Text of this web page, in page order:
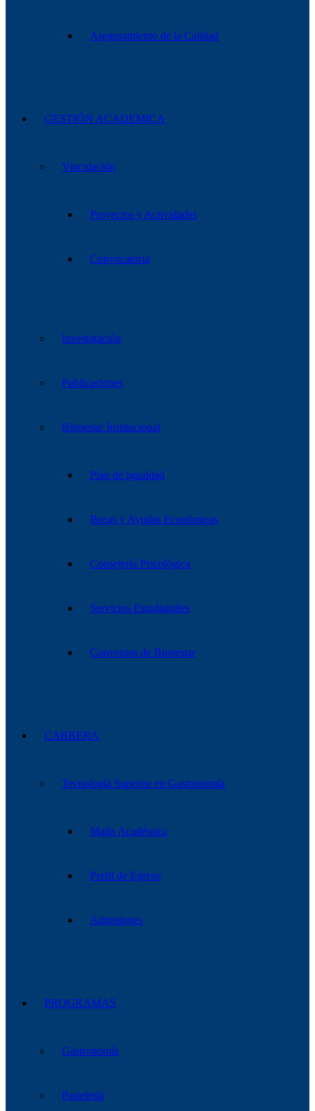
Aseguramiento de la Calidad
GESTIÓN ACADEMICA
Vinculación
Proyectos y Actividades
Convocatoria
Investigación
Publicaciones
Bienestar Institucional
Plan de Igualdad
Becas y Ayudas Económicas
Consejería Psicológica
Servicios Estudiantiles
Convenios de Bienestar
CARRERA
Tecnología Superior en Gastronomía
Malla Académica
Perfil de Egreso
Admisiones
PROGRAMAS
Gastronomía
Pastelería